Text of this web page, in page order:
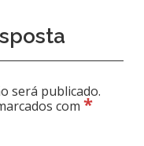
será publicado.
com*